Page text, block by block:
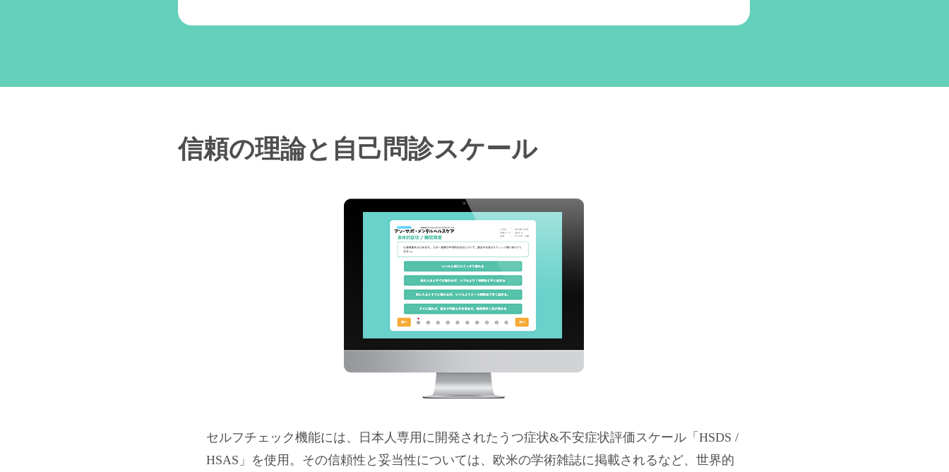
信頼の理論と自己問診スケール
セルフチェック機能には、日本人専用に開発されたうつ症状&不安症状評価スケール「HSDS /
HSAS」を使用。その信頼性と妥当性については、欧米の学術雑誌に掲載されるなど、世界的